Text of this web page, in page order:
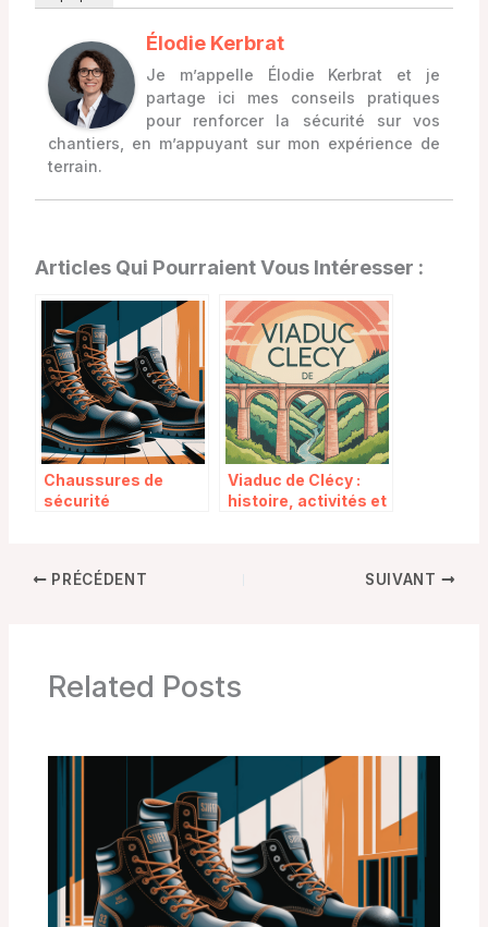
Élodie Kerbrat
Je m’appelle Élodie Kerbrat et je
partage ici mes conseils pratiques
pour renforcer la sécurité sur vos
chantiers, en m’appuyant sur mon expérience de
terrain.
Articles Qui Pourraient Vous Intéresser :
Chaussures de
sécurité
Viaduc de Clécy :
histoire, activités et
PRÉCÉDENT SUIVANT
Related Posts